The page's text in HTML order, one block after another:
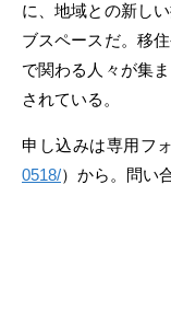
に、地域との新し
ブスペースだ。移
で関わる人々が集
されている。
申し込みは専用フ
0518/）から。問い